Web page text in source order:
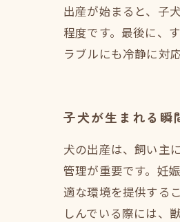
出産が始まると、子
程度です。最後に、
ラブルにも冷静に対
子犬が生まれる瞬
犬の出産は、飼い主
管理が重要です。妊
適な環境を提供する
しんでいる際には、